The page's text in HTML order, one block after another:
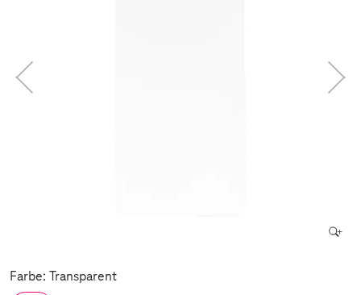
Farbe: Transparent